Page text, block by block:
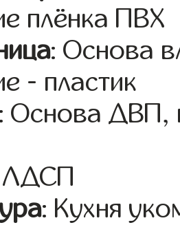
плёнка ПВХ
: Основа
- пластик
Основа ДВП,
ЛДСП
: Кухня